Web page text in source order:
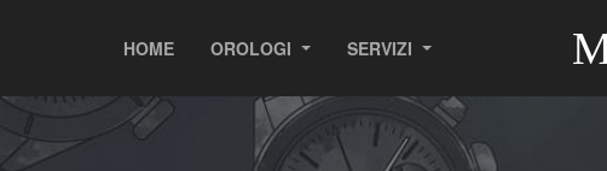
HOME OROLOGI SERVIZI